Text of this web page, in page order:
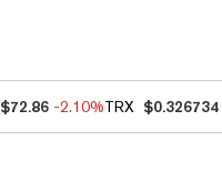
$72.86 -2.10%TRX $0.326734